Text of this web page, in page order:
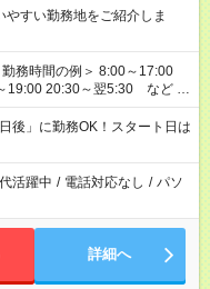
すい勤務地をご紹介しま
19:00 20:30～翌5:30 など ★
み、残業なし、交替制など
」に勤務OK！スタート日は
活躍中 / 電話対応なし / パソ
詳細へ